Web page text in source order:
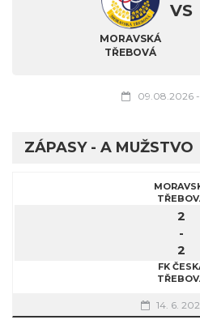
MORAVSKÁ
TŘEBOVÁ
VS
09.08.2026 -
ZÁPASY - A MUŽSTVO
2
-
2
FK
14. 6.